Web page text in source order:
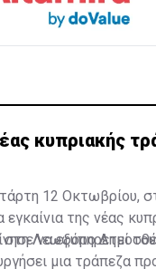
κυπριακής
12 Οκτωβρίου,
της νέας
στη Λεωφόρο
να εξυπηρετεί
μια τράπεζα